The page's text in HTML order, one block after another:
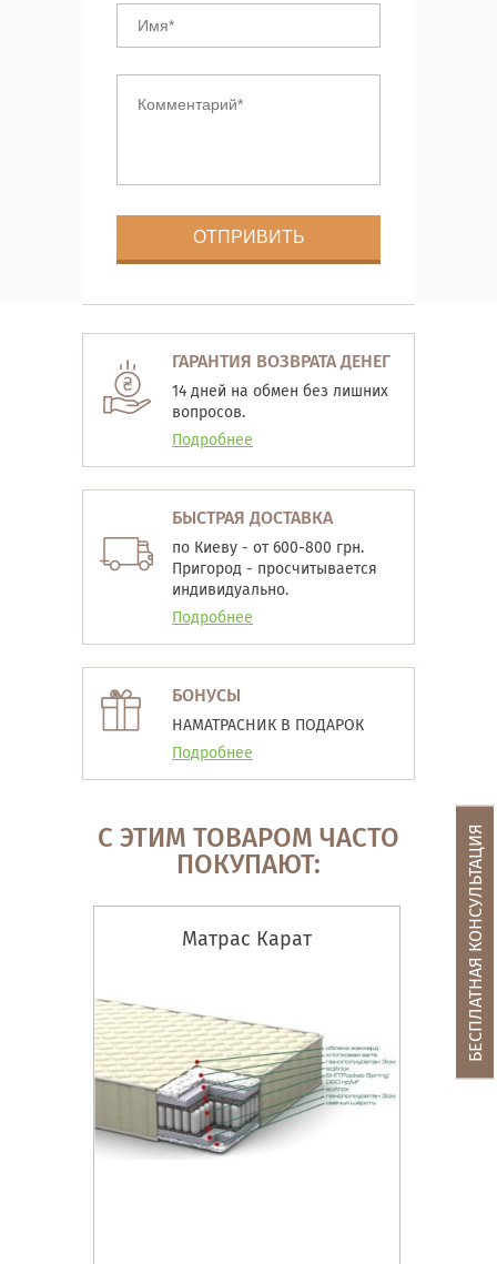
ГАРАНТИЯ ВОЗВРАТА ДЕНЕГ
14 дней на обмен без лишних
вопросов.
Подробнее
БЫСТРАЯ ДОСТАВКА
по Киеву - от 600-800 грн.
Пригород - просчитывается
индивидуально.
Подробнее
БОНУСЫ
НАМАТРАСНИК В ПОДАРОК
Подробнее
С ЭТИМ ТОВАРОМ ЧАСТО
ПОКУПАЮТ:
Матрас Карат БЕСПЛАТНАЯ КОНСУЛЬТАЦИЯ